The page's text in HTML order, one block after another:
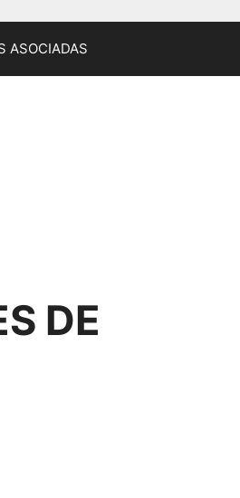
ASOCIADAS
DE